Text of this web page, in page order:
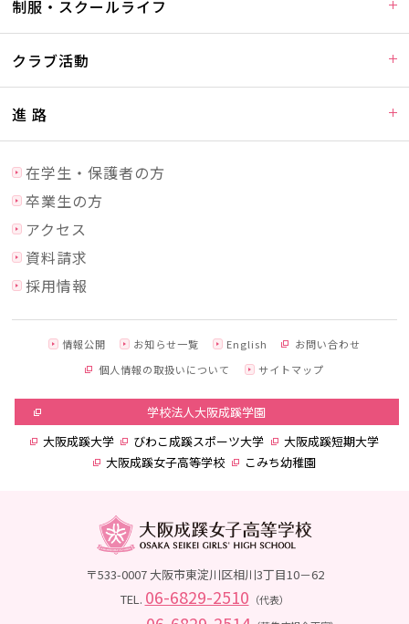
制服・スクールライフ
クラブ活動
進 路
在学生・保護者の方
卒業生の方
アクセス
資料請求
採用情報
情報公開 お知らせ一覧 English
お問い合わせ
個人情報の取扱いについて
サイトマップ
学校法人大阪成蹊学園
大阪成蹊大学
びわこ成蹊スポーツ大学
大阪成蹊短期大学
大阪成蹊女子高等学校
こみち幼稚園
〒533-0007 大阪市東淀川区相川3丁目10－62
TEL. 06-6829-2510 （代表）